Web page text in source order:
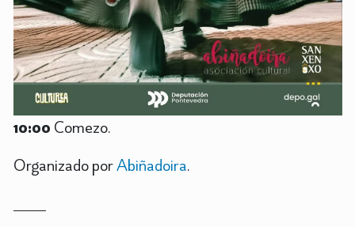
10:00 Comezo.
Organizado porAbiñadoira.